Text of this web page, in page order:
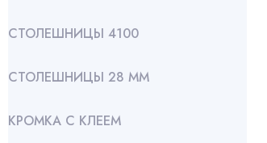
СТОЛЕШНИЦЫ 4100
СТОЛЕШНИЦЫ 28 ММ
КРОМКА С КЛЕЕМ